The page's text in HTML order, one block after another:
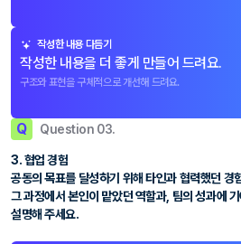
작성한 내용 다듬기
작성한 내용을 더 좋게 만들어 드려요.
구조와 표현을 구체적으로 개선해 드려요.
Q Question 03.
3. 협업 경험
공동의 목표를 달성하기 위해 타인과 협력했던 경
그 과정에서 본인이 맡았던 역할과, 팀의 성과에
설명해 주세요.